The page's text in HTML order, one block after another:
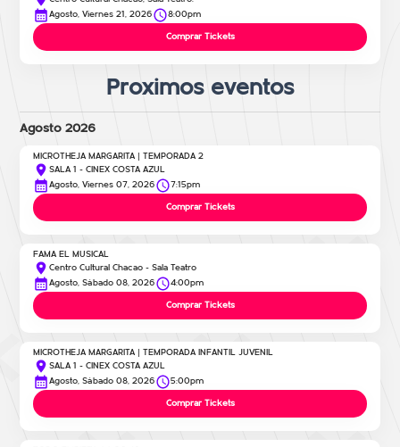
Agosto, Viernes 21, 2026
8:00pm
Comprar Tickets
Proximos eventos
Agosto 2026
MICROTHEJA MARGARITA | TEMPORADA 2
SALA 1 - CINEX COSTA AZUL
Agosto, Viernes 07, 2026
7:15pm
Comprar Tickets
FAMA EL MUSICAL
Centro Cultural Chacao - Sala Teatro
Agosto, Sábado 08, 2026
4:00pm
Comprar Tickets
MICROTHEJA MARGARITA | TEMPORADA INFANTIL JUVENIL
SALA 1 - CINEX COSTA AZUL
Agosto, Sábado 08, 2026
5:00pm
Comprar Tickets